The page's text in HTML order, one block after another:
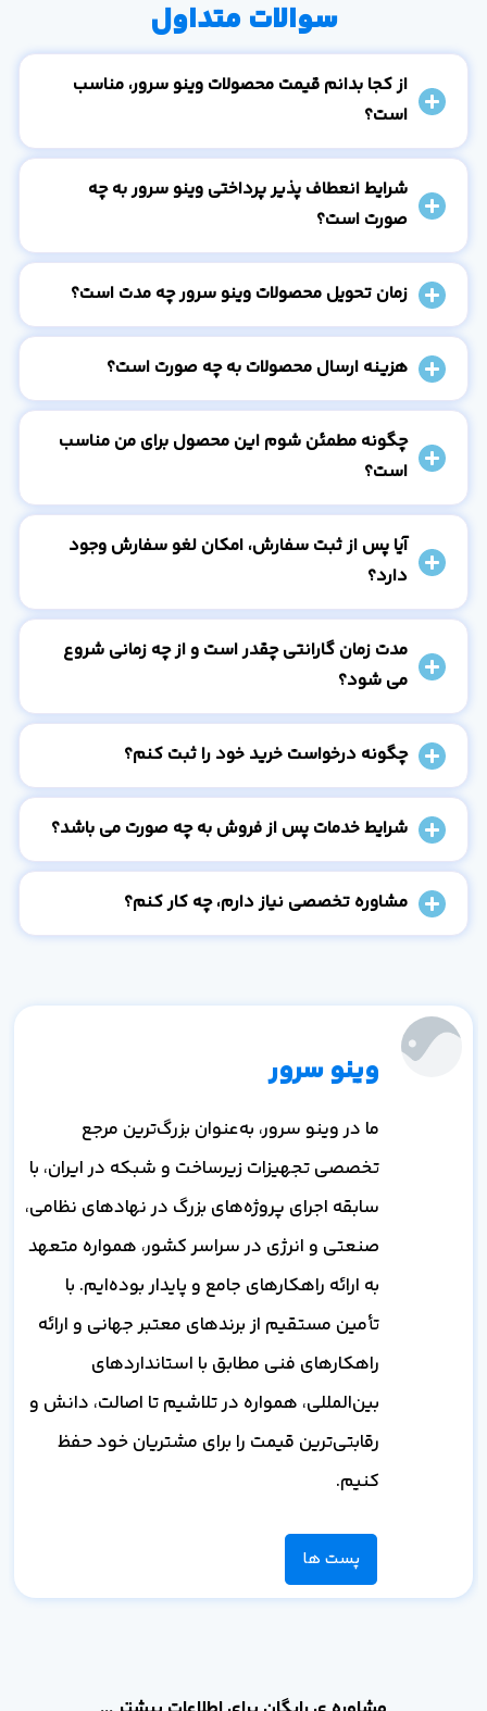
سوالات متداول
از کجا بدانم قیمت محصولات وینو سرور، مناسب
است؟
شرایط انعطاف پذیر پرداختی وینو سرور به چه
صورت است؟
زمان تحویل محصولات وینو سرور چه مدت است؟
هزینه ارسال محصولات به چه صورت است؟
چگونه مطمئن شوم این محصول برای من مناسب
است؟
آیا پس از ثبت سفارش، امکان لغو سفارش وجود
دارد؟
مدت زمان گارانتی چقدر است و از چه زمانی شروع
می شود؟
چگونه درخواست خرید خود را ثبت کنم؟
شرایط خدمات پس از فروش به چه صورت می باشد؟
مشاوره تخصصی نیاز دارم، چه کار کنم؟
وینو سرور
ما در وینو سرور، به‌عنوان بزرگ‌ترین مرجع
تخصصی تجهیزات زیرساخت و شبکه در ایران، با
سابقه اجرای پروژه‌های بزرگ در نهادهای نظامی،
صنعتی و انرژی در سراسر کشور، همواره متعهد
به ارائه راهکارهای جامع و پایدار بوده‌ایم. با
تأمین مستقیم از برندهای معتبر جهانی و ارائه
راهکارهای فنی مطابق با استانداردهای
بین‌المللی، همواره در تلاشیم تا اصالت، دانش و
رقابتی‌ترین قیمت را برای مشتریان خود حفظ
کنیم.
پست ها